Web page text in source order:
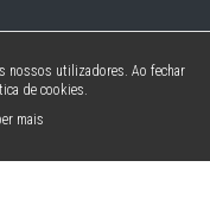
nossos utilizadores. Ao fechar
de cookies.
mais